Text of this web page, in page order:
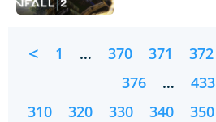
< 1 … 370 371 372
376
… 433
310 320 330 340 350